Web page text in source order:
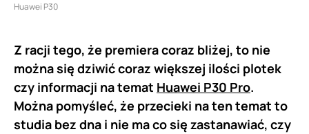
Huawei P30
Z racji tego, że premiera coraz bliżej, to nie
można się dziwić coraz większej ilości plotek
czy informacji na temat Huawei P30 Pro.
Można pomyśleć, że przecieki na ten temat to
studia bez dna i nie ma co się zastanawiać, czy